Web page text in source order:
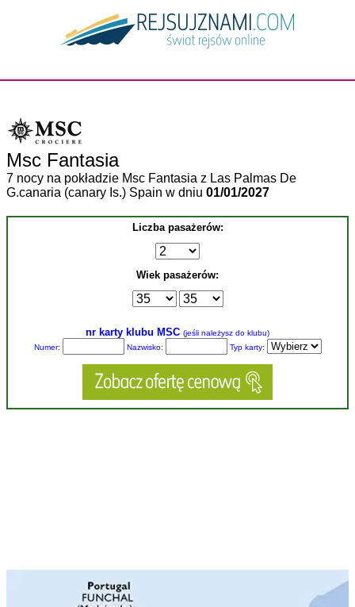
Msc Fantasia
7 nocy na pokładzie Msc Fantasia z Las Palmas De
G.canaria (canary Is.) Spain w dniu 01/01/2027
Liczba pasażerów:
Wiek pasażerów:
nr karty klubu MSC (jeśli należysz do klubu)
Numer:
Nazwisko: Typ karty: